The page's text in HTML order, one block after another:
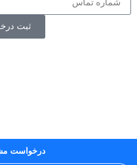
درخواست
ثبت